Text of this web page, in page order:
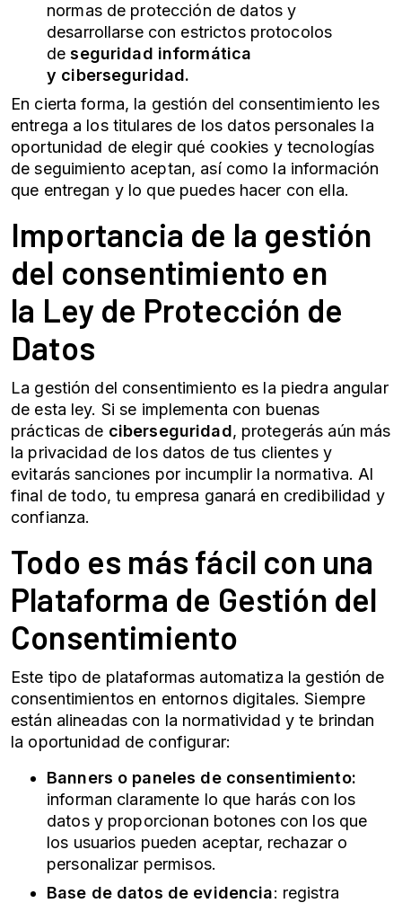
normas de protección de datos y
desarrollarse con estrictos protocolos
de seguridad informática
y ciberseguridad.
En cierta forma, la gestión del consentimiento les
entrega a los titulares de los datos personales la
oportunidad de elegir qué cookies y tecnologías
de seguimiento aceptan, así como la información
que entregan y lo que puedes hacer con ella.
Importancia de la gestión
del consentimiento en
la Ley de Protección de
Datos
La gestión del consentimiento es la piedra angular
de esta ley. Si se implementa con buenas
prácticas de ciberseguridad, protegerás aún más
la privacidad de los datos de tus clientes y
evitarás sanciones por incumplir la normativa. Al
final de todo, tu empresa ganará en credibilidad y
confianza.
Todo es más fácil con una
Plataforma de Gestión del
Consentimiento
Este tipo de plataformas automatiza la gestión de
consentimientos en entornos digitales. Siempre
están alineadas con la normatividad y te brindan
la oportunidad de configurar:
Banners o paneles de consentimiento:
informan claramente lo que harás con los
datos y proporcionan botones con los que
los usuarios pueden aceptar, rechazar o
personalizar permisos.
Base de datos de evidencia: registra